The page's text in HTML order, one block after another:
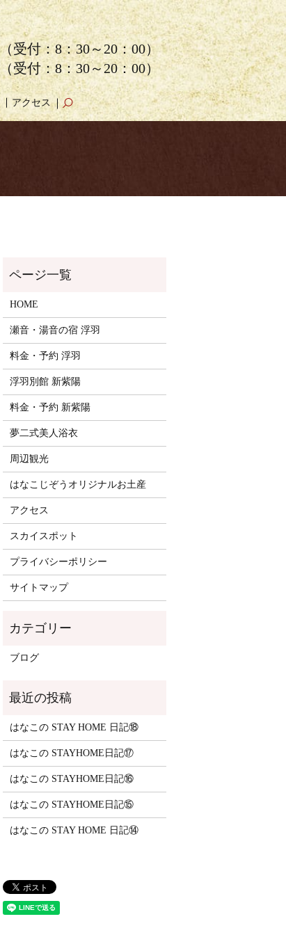
アクセス search
（受付：8：30～20：00）
（受付：8：30～20：00）
HOME
瀬音・湯音の宿 浮羽
料金・予約 浮羽
浮羽別館 新紫陽
料金・予約 新紫陽
夢二式美人浴衣
周辺観光
はなこじぞうオリジナルお土産
アクセス
スカイスポット
プライバシーポリシー
サイトマップ
ブログ
はなこの STAY HOME 日記⑱
はなこの STAYHOME日記⑰
はなこの STAYHOME日記⑯
はなこの STAYHOME日記⑮
はなこの STAY HOME 日記⑭